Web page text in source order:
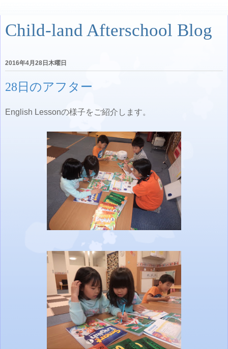
Child-land Afterschool Blog
2016年4月28日木曜日
28日のアフター
English Lessonの様子をご紹介します。